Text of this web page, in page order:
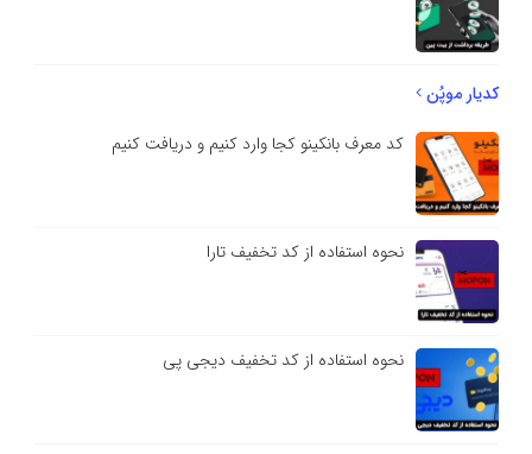
کدیار موپُن
کد معرف بانکینو کجا وارد کنیم و دریافت کنیم
نحوه استفاده از کد تخفیف تارا
نحوه استفاده از کد تخفیف دیجی پی